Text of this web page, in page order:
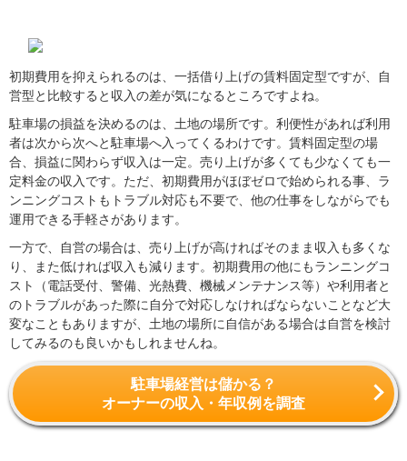
初期費用を抑えられるのは、一括借り上げの賃料固定型ですが、自
営型と比較すると収入の差が気になるところですよね。
駐車場の損益を決めるのは、土地の場所です。利便性があれば利用
者は次から次へと駐車場へ入ってくるわけです。賃料固定型の場
合、損益に関わらず収入は一定。売り上げが多くても少なくても一
定料金の収入です。ただ、初期費用がほぼゼロで始められる事、ラ
ンニングコストもトラブル対応も不要で、他の仕事をしながらでも
運用できる手軽さがあります。
一方で、自営の場合は、売り上げが高ければそのまま収入も多くな
り、また低ければ収入も減ります。初期費用の他にもランニングコ
スト（電話受付、警備、光熱費、機械メンテナンス等）や利用者と
のトラブルがあった際に自分で対応しなければならないことなど大
変なこともありますが、土地の場所に自信がある場合は自営を検討
してみるのも良いかもしれませんね。
駐車場経営は儲かる？
オーナーの収入・年収例を調査